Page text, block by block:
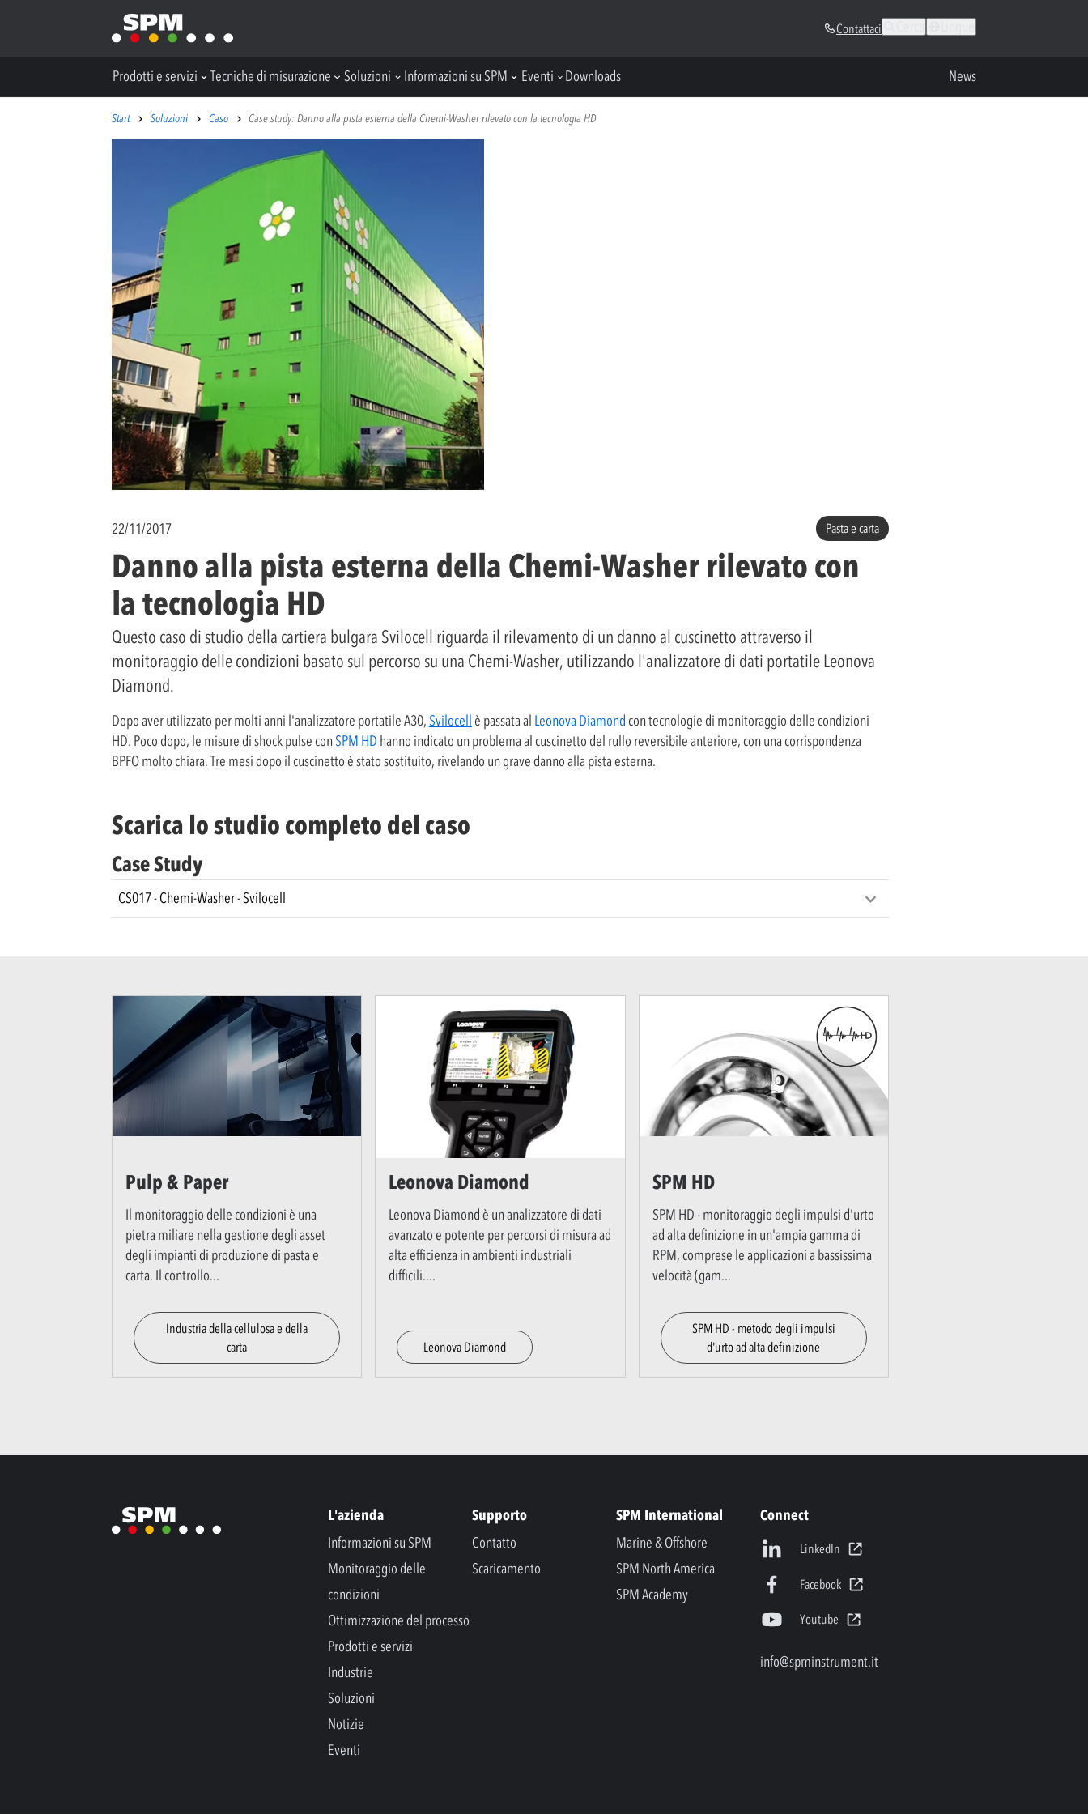
Contattaci
Prodotti e servizi Tecniche di misurazione Soluzioni Informazioni su SPM Eventi Downloads News
Start Soluzioni Caso Case study: Danno alla pista esterna della Chemi-Washer rilevato con la tecnologia HD
22/11/2017 Pasta e carta
Danno alla pista esterna della Chemi-Washer rilevato con
la tecnologia HD
Questo caso di studio della cartiera bulgara Svilocell riguarda il rilevamento di un danno al cuscinetto attraverso il
monitoraggio delle condizioni basato sul percorso su una Chemi-Washer, utilizzando l'analizzatore di dati portatile Leonova
Diamond.
Dopo aver utilizzato per molti anni l'analizzatore portatile A30,Svilocellè passata al Leonova Diamondcon tecnologie di monitoraggio delle condizioni
HD. Poco dopo, le misure di shock pulse conSPM HD hanno indicato un problema al cuscinetto del rullo reversibile anteriore, con una corrispondenza
BPFO molto chiara. Tre mesi dopo il cuscinetto è stato sostituito, rivelando un grave danno alla pista esterna.
Scarica lo studio completo del caso
Case Study
CS017 - Chemi-Washer - Svilocell
Pulp & Paper
Il monitoraggio delle condizioni è una
pietra miliare nella gestione degli asset
degli impianti di produzione di pasta e
carta. Il controllo...
Industria della cellulosa e della
carta
Leonova Diamond
Leonova Diamond è un analizzatore di dati
avanzato e potente per percorsi di misura ad
alta efficienza in ambienti industriali
difficili....
Leonova Diamond
SPM HD
SPM HD - monitoraggio degli impulsi d'urto
ad alta definizione in un'ampia gamma di
RPM, comprese le applicazioni a bassissima
velocità (gam...
SPM HD - metodo degli impulsi
d'urto ad alta definizione
L'azienda
Informazioni su SPM
Monitoraggio delle
condizioni
Ottimizzazione del processo
Prodotti e servizi
Industrie
Soluzioni
Notizie
Eventi
Supporto
Contatto
Scaricamento
SPM International
Marine & Offshore
SPM North America
SPM Academy
Connect
LinkedIn
Facebook
Youtube
info@spminstrument.it